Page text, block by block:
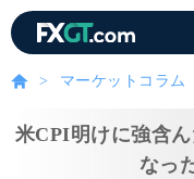
マーケットコラム
米CPI明けに強含
なっ